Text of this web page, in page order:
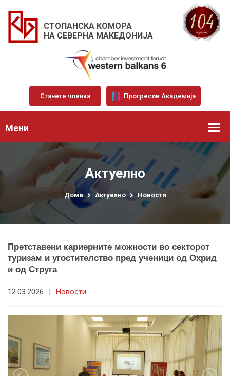
СТОПАНСКА КОМОРА
НА СЕВЕРНА МАКЕДОНИЈА
Станете членка Прогресив Академија
Мени
Актуелно
Дома Актуелно Новости
Претставени кариерните можности во секторот
туризам и угостителство пред ученици од Охрид
и од Струга
12.03.2026 | Новости